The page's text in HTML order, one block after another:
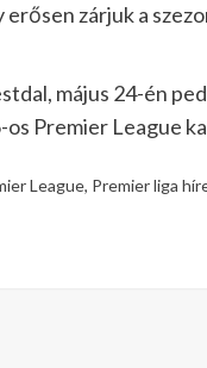
zárjuk a
május 24-én
Premier League
League, Premier liga